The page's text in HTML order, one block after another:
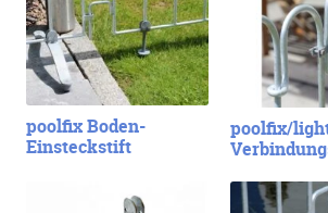
poolfix Boden-
Einsteckstift
poolfix/